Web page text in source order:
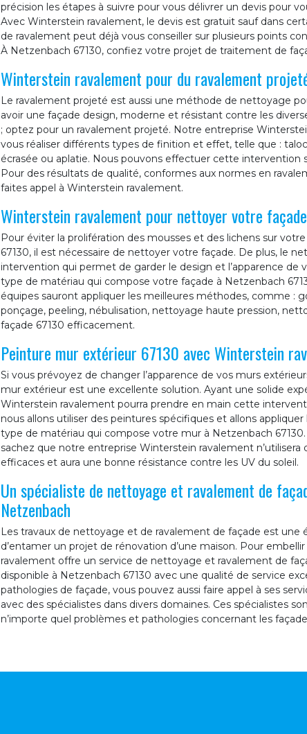
précision les étapes à suivre pour vous délivrer un devis pour
Avec Winterstein ravalement, le devis est gratuit sauf dans
de ravalement peut déjà vous conseiller sur plusieurs points
À Netzenbach 67130, confiez votre projet de traitement de
Winterstein ravalement pour du ravalement
Le ravalement projeté est aussi une méthode de nettoyage
avoir une façade design, moderne et résistant contre les
; optez pour un ravalement projeté. Notre entreprise
vous réaliser différents types de finition et effet, telle que :
écrasée ou aplatie. Nous pouvons effectuer cette intervention
Pour des résultats de qualité, conformes aux normes en
faites appel à Winterstein ravalement.
Winterstein ravalement pour nettoyer votre
Pour éviter la prolifération des mousses et des lichens sur
67130, il est nécessaire de nettoyer votre façade. De plus, le
intervention qui permet de garder le design et l’apparence de
type de matériau qui compose votre façade à Netzenbach
équipes sauront appliquer les meilleures méthodes, comme :
ponçage, peeling, nébulisation, nettoyage haute pression,
façade 67130 efficacement.
Peinture mur extérieur 67130 avec Winterstein
Si vous prévoyez de changer l’apparence de vos murs
mur extérieur est une excellente solution. Ayant une solide
Winterstein ravalement pourra prendre en main cette
nous allons utiliser des peintures spécifiques et allons
type de matériau qui compose votre mur à Netzenbach
sachez que notre entreprise Winterstein ravalement n’utilisera
efficaces et aura une bonne résistance contre les UV du soleil.
Un spécialiste de nettoyage et ravalement de
Netzenbach
Les travaux de nettoyage et de ravalement de façade est une
d’entamer un projet de rénovation d’une maison. Pour
ravalement offre un service de nettoyage et ravalement de
disponible à Netzenbach 67130 avec une qualité de service
pathologies de façade, vous pouvez aussi faire appel à ses
avec des spécialistes dans divers domaines. Ces spécialistes
n’importe quel problèmes et pathologies concernant les